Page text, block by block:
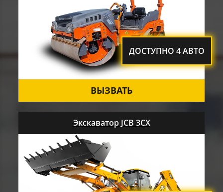
ДОСТУПНО 4 АВТО
ВЫЗВАТЬ
Экскаватор JCB 3CX